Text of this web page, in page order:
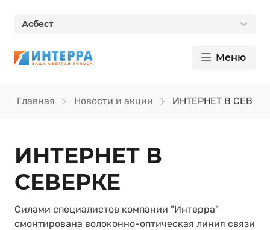
Асбест
Меню
Главная Новости и акции ИНТЕРНЕТ В
ИНТЕРНЕТ В
СЕВЕРКЕ
Силами специалистов компании "Интерра"
смонтирована волоконно-оптическая линия связи